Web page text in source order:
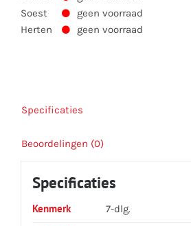
Soest
geen voorraad
Herten
geen voorraad
Specificaties
Beoordelingen (0)
Specificaties
Kenmerk 7-dlg.